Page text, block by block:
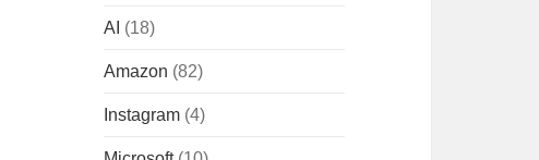
AI (18)
Amazon (82)
Instagram (4)